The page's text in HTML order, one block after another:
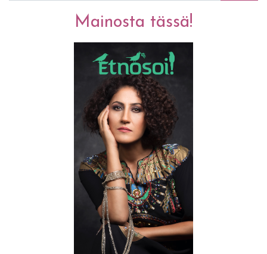
Mainosta tässä!